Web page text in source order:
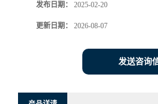
发布日期： 2025-02-20
更新日期： 2026-08-07
发送咨询